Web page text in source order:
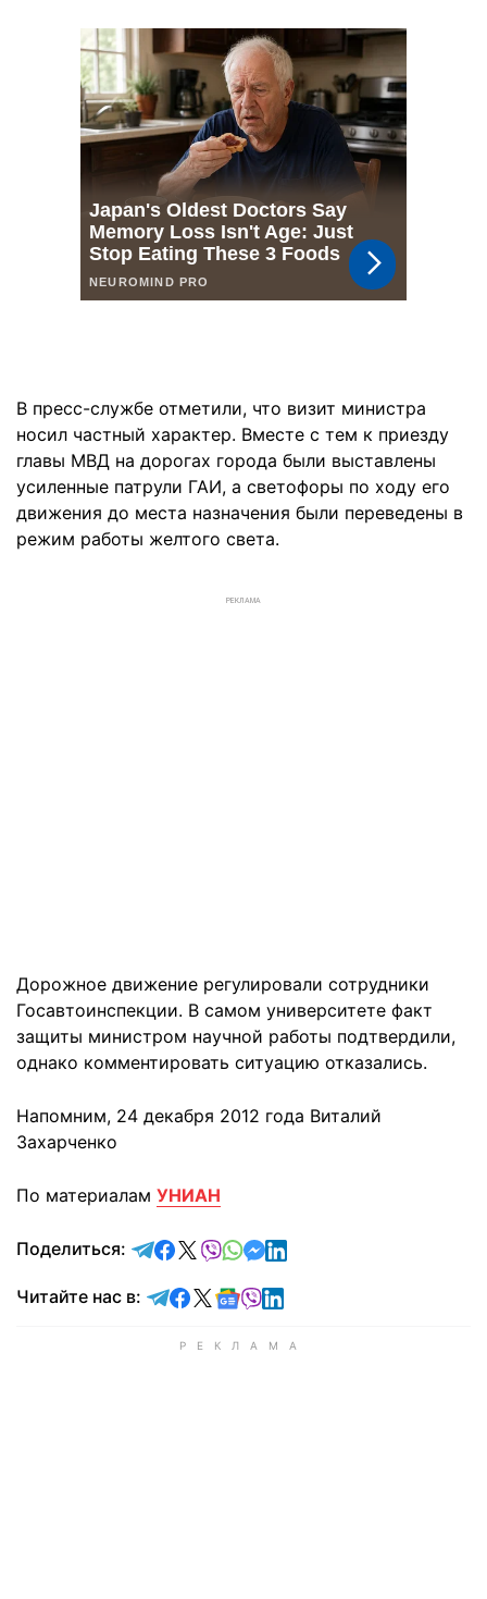
В пресс-службе отметили, что визит министра
носил частный характер. Вместе с тем к приезду
главы МВД на дорогах города были выставлены
усиленные патрули ГАИ, а светофоры по ходу его
движения до места назначения были переведены в
режим работы желтого света.
РЕКЛАМА
Дорожное движение регулировали сотрудники
Госавтоинспекции. В самом университете факт
защиты министром научной работы подтвердили,
однако комментировать ситуацию отказались.
Напомним, 24 декабря 2012 года Виталий
Захарченко
По материалам УНИАН
Поделиться: отправить в Telegram
поделиться в Facebook
поделиться в X
отправить в Viber
отправить в Whatsapp
отправить в Messenger
отправить в LinkedIn
Читайте нас в: Читайте в Telegram
Читайте в Facebook
Читайте в X
Читайте в Google news
Читайте в Viber
Читайте в LinkedIn